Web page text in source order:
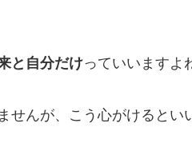
と自分だけっていいますよ
せんが、こう心がけるとい